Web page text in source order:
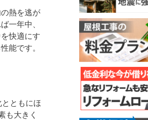
熱を逃が
一年中、
快適にす
能です。
ともにほ
も大きく